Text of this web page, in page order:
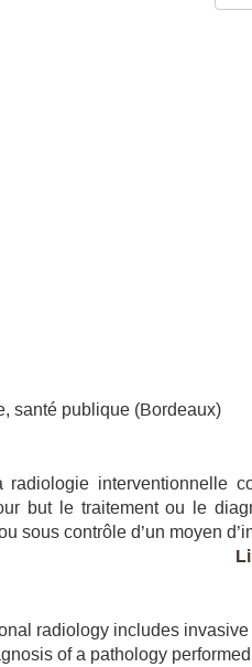
santé publique (Bordeaux)
interventionnelle
but le traitement ou le
sous contrôle d’un moyen
radiology includes invasive
of a pathology